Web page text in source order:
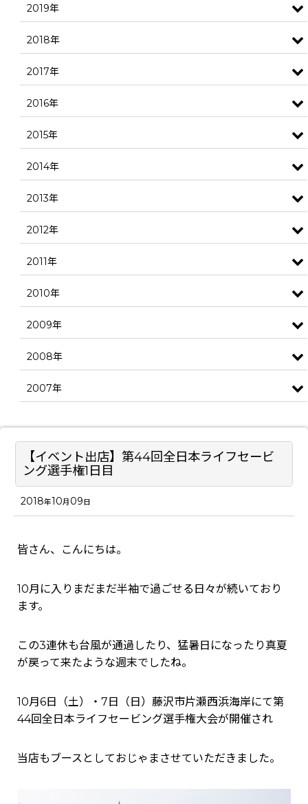
【イベント出店】第44回全日本ライフセービ
ング選手権1日目
2018年10月 09日
皆さん、こんにちは。
10月に入りまだまだ半袖で過ごせる日々が続いており
ます。
この3連休も台風が通過したり、猛暑日になったり真夏
が戻って来たような週末でしたね。
10月6日（土）・7日（日）藤沢市片瀬西浜海岸にて第
44回全日本ライフセービング選手権大会が開催され
当店もブースとしておじゃまさせていただきました。
2019年
2018年
2017年
2016年
2015年
2014年
2013年
2012年
2011年
2010年
2009年
2008年
2007年